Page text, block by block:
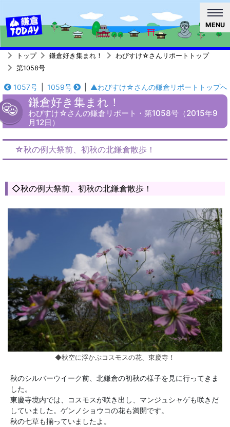
MENU
トップ 鎌倉好き集まれ！
わびすけ☆さんリポートトップ
第1058号
1057号 1059号 ▲わびすけ☆さんの鎌倉リポートトップへ
鎌倉好き集まれ！
わびすけ☆さんの鎌倉リポート・第1058号（2015年9
月12日）
☆秋の例大祭前、初秋の北鎌倉散歩！
◇秋の例大祭前、初秋の北鎌倉散歩！
◆秋空に浮かぶコスモスの花、東慶寺！
秋のシルバーウイーク前、北鎌倉の初秋の様子を見に行ってきま
した。
東慶寺境内では、コスモスが咲き出し、マンジュシャゲも咲きだ
していました。ゲンノショウコの花も満開です。
秋の七草も揃っていましたよ。